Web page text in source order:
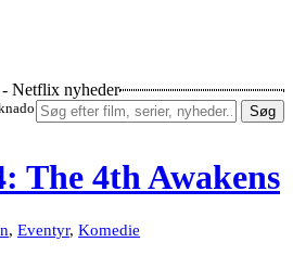
- Netflix nyheder
Søg
The 4th Awakens
, Eventyr, Komedie